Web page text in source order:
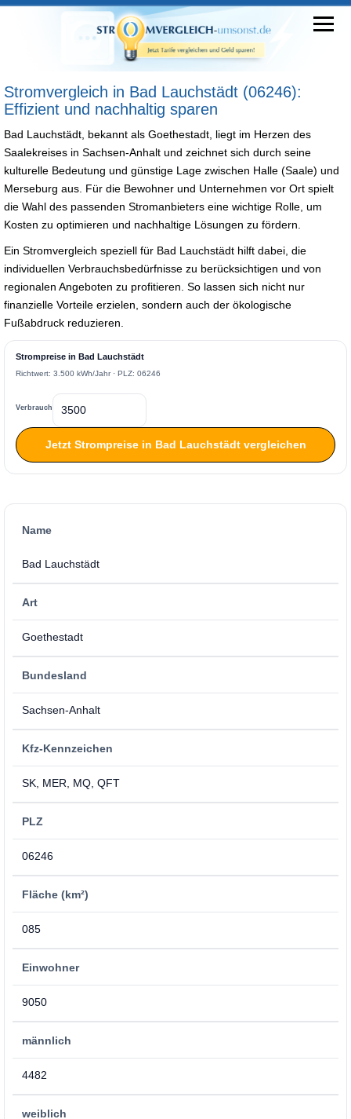
Stromvergleich in Bad Lauchstädt (06246):
Effizient und nachhaltig sparen
Bad Lauchstädt, bekannt als Goethestadt, liegt im Herzen des
Saalekreises in Sachsen-Anhalt und zeichnet sich durch seine
kulturelle Bedeutung und günstige Lage zwischen Halle (Saale) und
Merseburg aus. Für die Bewohner und Unternehmen vor Ort spielt
die Wahl des passenden Stromanbieters eine wichtige Rolle, um
Kosten zu optimieren und nachhaltige Lösungen zu fördern.
Ein Stromvergleich speziell für Bad Lauchstädt hilft dabei, die
individuellen Verbrauchsbedürfnisse zu berücksichtigen und von
regionalen Angeboten zu profitieren. So lassen sich nicht nur
finanzielle Vorteile erzielen, sondern auch der ökologische
Fußabdruck reduzieren.
Strompreise in Bad Lauchstädt
Richtwert: 3.500 kWh/Jahr · PLZ: 06246
Verbrauch
Jetzt Strompreise in Bad Lauchstädt vergleichen
Name
Bad Lauchstädt
Art
Goethestadt
Bundesland
Sachsen-Anhalt
Kfz-Kennzeichen
SK, MER, MQ, QFT
PLZ
06246
Fläche (km²)
085
Einwohner
9050
männlich
4482
weiblich